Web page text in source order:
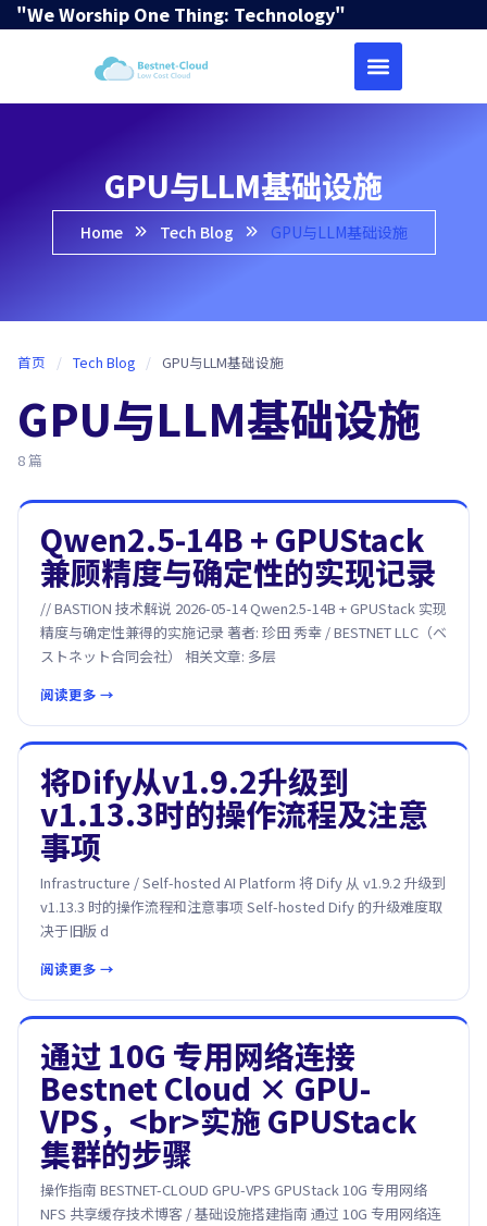
"We Worship One Thing: Technology"
GPU与LLM基础设施
Home Tech Blog GPU与LLM基础设施
首页 / Tech Blog / GPU与LLM基础设施
GPU与LLM基础设施
8 篇
Qwen2.5-14B + GPUStack
兼顾精度与确定性的实现记录
// BASTION 技术解说 2026-05-14 Qwen2.5-14B + GPUStack 实现
精度与确定性兼得的实施记录 著者: 珍田 秀幸 / BESTNET LLC（ベ
ストネット合同会社） 相关文章: 多层
阅读更多 →
将Dify从v1.9.2升级到
v1.13.3时的操作流程及注意
事项
Infrastructure / Self-hosted AI Platform 将 Dify 从 v1.9.2 升级到
v1.13.3 时的操作流程和注意事项 Self-hosted Dify 的升级难度取
决于旧版 d
阅读更多 →
通过 10G 专用网络连接
Bestnet Cloud × GPU-
VPS，<br>实施 GPUStack
集群的步骤
操作指南 BESTNET-CLOUD GPU-VPS GPUStack 10G 专用网络
NFS 共享缓存技术博客 / 基础设施搭建指南 通过 10G 专用网络连